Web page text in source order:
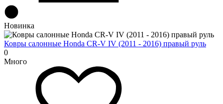
Новинка
Ковры салонные Honda CR-V IV (2011 - 2016) правый руль
0
Много